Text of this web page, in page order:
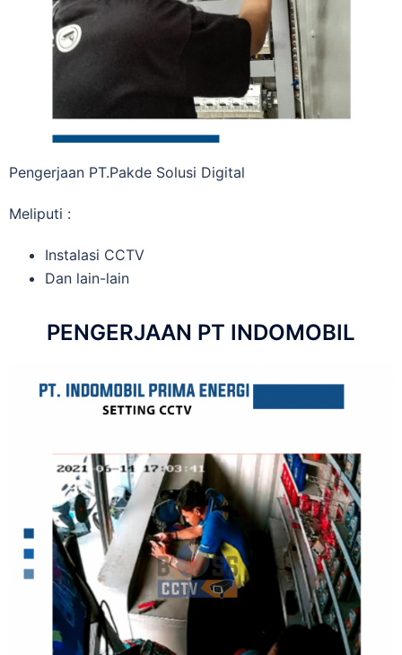
Pengerjaan PT.Pakde Solusi Digital
Meliputi :
Instalasi CCTV
Dan lain-lain
PENGERJAAN PT INDOMOBIL